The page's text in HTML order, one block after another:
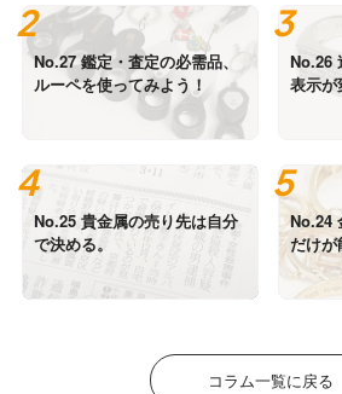
No.27 鑑定・査定の必需品、
ルーペを使ってみよう！
No.26
表示が
No.25 貴金属の売り先は自分
で決める。
No.24
だけが
コラム一覧に戻る